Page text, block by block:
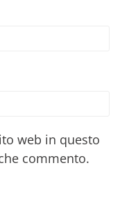
web in questo
commento.